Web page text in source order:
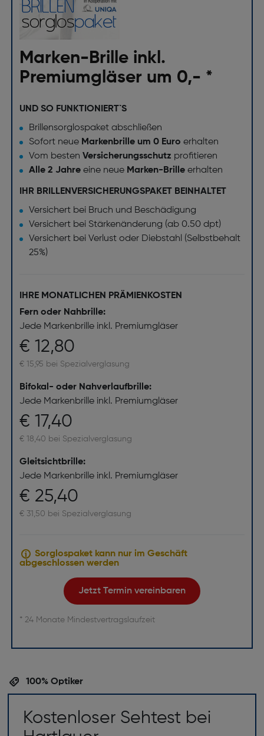
Marken-Brille inkl.
Premiumgläser um 0,- *
UND SO FUNKTIONIERT`S
Brillensorglospaket abschließen
Sofort neue Markenbrille um 0 Euro erhalten
Vom besten Versicherungsschutz profitieren
Alle 2 Jahreeine neue Marken-Brille erhalten
IHR BRILLENVERSICHERUNGSPAKET BEINHALTET
Versichert bei Bruch und Beschädigung
Versichert bei Stärkenänderung (ab 0.50 dpt)
Versichert bei Verlust oder Diebstahl (Selbstbehalt
25%)
IHRE MONATLICHEN PRÄMIENKOSTEN
Fern oder Nahbrille:
Jede Markenbrille inkl. Premiumgläser
€ 12,80
€ 15,95 bei Spezialverglasung
Bifokal- oder Nahverlaufbrille:
Jede Markenbrille inkl. Premiumgläser
€ 17,40
€ 18,40 bei Spezialverglasung
Gleitsichtbrille:
Jede Markenbrille inkl. Premiumgläser
€ 25,40
€ 31,50 bei Spezialverglasung
Sorglospaket kann nur im Geschäft
abgeschlossen werden
Jetzt Termin vereinbaren
* 24 Monate Mindestvertragslaufzeit
100% Optiker
Kostenloser Sehtest bei